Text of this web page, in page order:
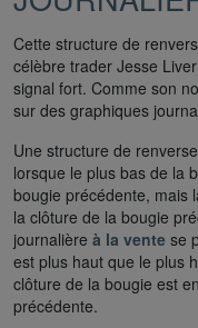
Cette structure de
célèbre trader Jesse
signal fort. Comme son
sur des graphiques
Une structure de
lorsque le plus bas de la
bougie précédente, mais
la clôture de la bougie
journalière à la vente se
est plus haut que le plus
clôture de la bougie est
précédente.